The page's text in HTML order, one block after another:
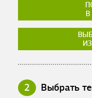
В
2 Выбрать